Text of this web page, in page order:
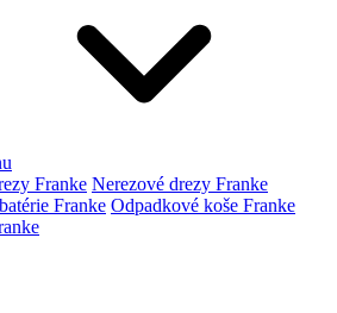
Franke Nerezové drezy Franke
Franke Odpadkové koše Franke